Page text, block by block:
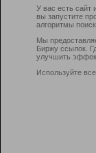
У вас есть сайт
вы запустите
алгоритмы
Мы
Биржу ссылок.
улучшить
Используйте